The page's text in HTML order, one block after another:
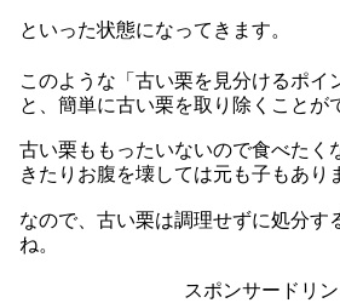
といった状態になってきます。
このような「古い栗を見分けるポイ
と、簡単に古い栗を取り除くことが
古い栗ももったいないので食べたく
きたりお腹を壊しては元も子もあり
なので、古い栗は調理せずに処分す
ね。
スポンサードリ